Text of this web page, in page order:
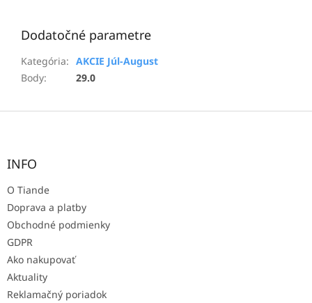
Dodatočné parametre
Kategória: AKCIE Júl-August
Body: 29.0
Z
INFO
O Tiande
Doprava a platby
Obchodné podmienky
GDPR
Ako nakupovať
Aktuality
Reklamačný poriadok